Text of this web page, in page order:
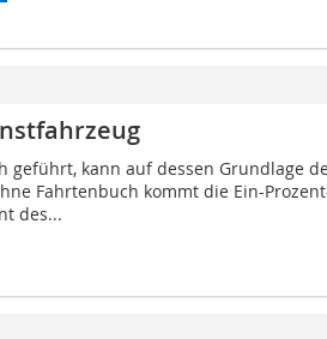
geführt, kann auf dessen Grundlage
Fahrtenbuch kommt die Ein-
des...